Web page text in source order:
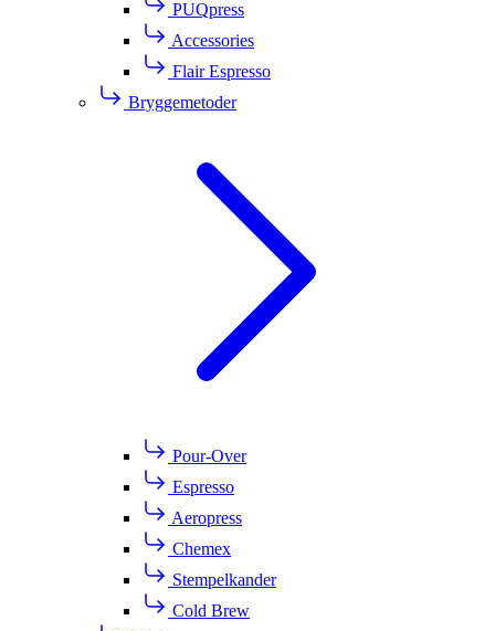
PUQpress
Accessories
Flair Espresso
Bryggemetoder
Pour-Over
Espresso
Aeropress
Chemex
Stempelkander
Cold Brew